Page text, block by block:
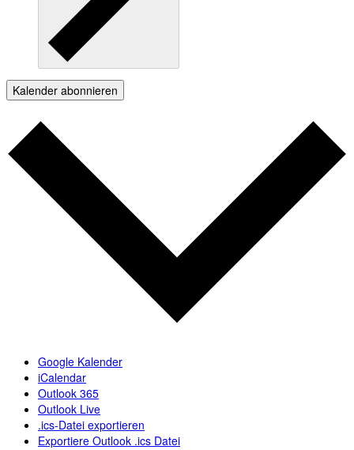
Kalender abonnieren
Google Kalender
iCalendar
Outlook 365
Outlook Live
.ics-Datei exportieren
Exportiere Outlook .ics Datei